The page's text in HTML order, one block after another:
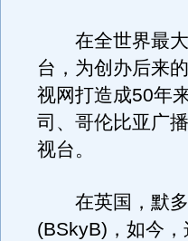
在全世界最大
台，为创办后来
视网打造成50年
司、哥伦比亚广
视台。
在英国，默多
(BSkyB)，如今